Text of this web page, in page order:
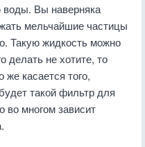
воды. Вы наверняка
мельчайшие частицы
Такую жидкость можно
делать не хотите, то
же касается того,
такой фильтр для
во многом зависит